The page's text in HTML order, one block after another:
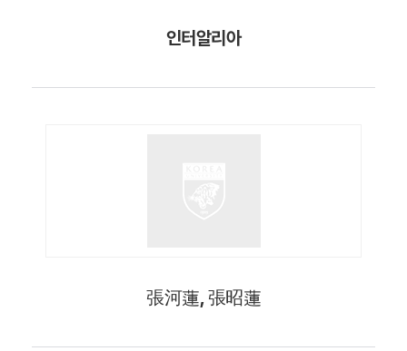
인터알리아
張河蓮, 張昭蓮